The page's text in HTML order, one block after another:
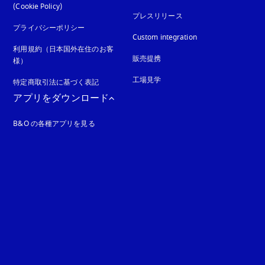
(Cookie Policy)新しいタブに表示されます
プライバシーポリシー
利用規約（日本国外在住のお客
様）
特定商取引法に基づく表記 新しいタブに表示されます
プレスリリース
Custom integration
販売提携
工場見学
アプリをダウンロード
B&O の各種アプリを見る